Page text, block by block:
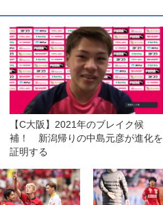
【C大阪】2021年のブレイク候
補！ 新潟帰りの中島元彦が進化を
証明する